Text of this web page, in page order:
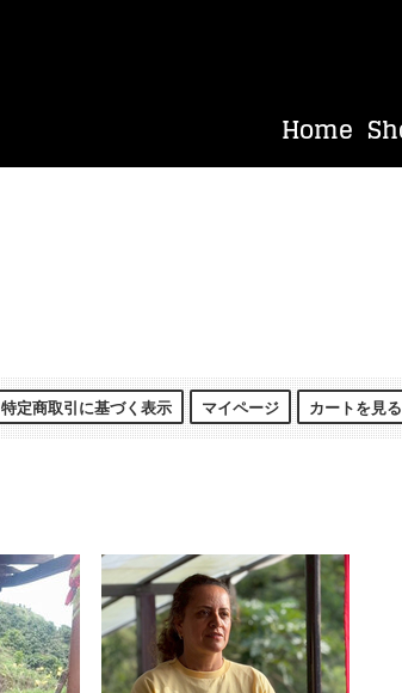
特定商取引に基づく表示 マイページ カートを見る